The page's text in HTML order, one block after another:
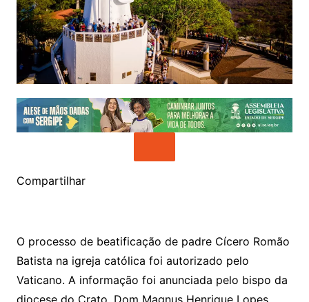
Compartilhar
O processo de beatificação de padre Cícero Romão
Batista na igreja católica foi autorizado pelo
Vaticano. A informação foi anunciada pelo bispo da
diocese do Crato, Dom Magnus Henrique Lopes,